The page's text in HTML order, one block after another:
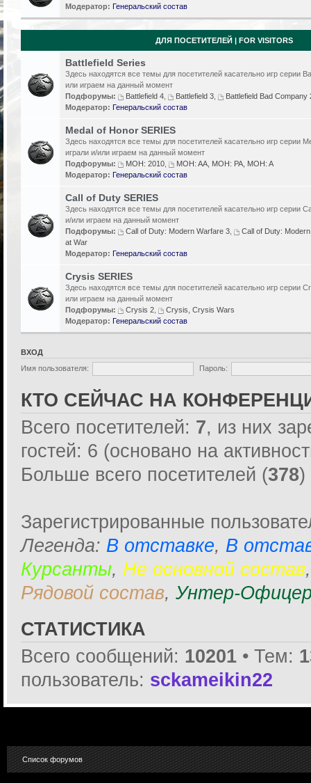
Модератор: Генеральский состав
ДЛЯ ПОСЕТИТЕЛЕЙ | FOR VISITORS
Battlefield Series
Здесь находятся все темы для посетителей касательно игр серии
или играем на данный момент
Подфорумы:
Battlefield 4 Battlefield 3
Battlefield Bad Company
Модератор: Генеральский состав
Medal of Honor SERIES
Здесь находятся все темы для посетителей касательно игр серии
играли и/или играем на данный момент
Подфорумы:
MOH: 2010
MOH: AA, MOH: PA, MOH: A
Модератор: Генеральский состав
Call of Duty SERIES
Здесь находятся все темы для посетителей касательно игр серии
и/или играем на данный момент
Подфорумы:
Call of Duty: Modern Warfare 3
Call of Duty:
at War
Модератор: Генеральский состав
Crysis SERIES
Здесь находятся все темы для посетителей касательно игр серии
или играем на данный момент
Подфорумы:
Crysis 2
Crysis, Crysis Wars
Модератор: Генеральский состав
ВХОД
Имя пользователя:
Пароль:
КТО СЕЙЧАС НА
Всего посетителей: 7, из них
гостей: 6 (основано на
Больше всего посетителей (378)
Зарегистрированные
Легенда: В отставке, В
Курсанты, Не основной состав
Рядовой состав, Унтер-
СТАТИСТИКА
Всего сообщений: 10201 • Тем:
пользователь: sckameikin22
Список форумов